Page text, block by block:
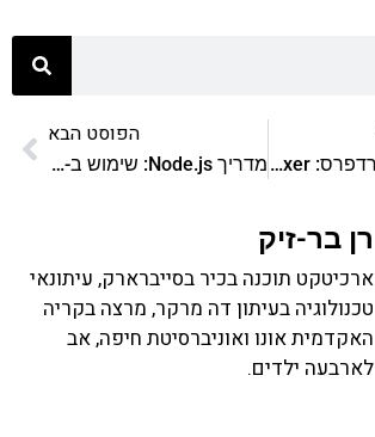
תוסף חדש לוורדפרס: RTL Feed Fixer
הפוסט הבא
מדריך Node.js: שימוש ב-Streams
רן בר-זיק
ארכיטקט תוכנה בכיר בסייברארק, עיתונאי
טכנולוגיה בעיתון דה מרקר, מרצה בקריה
האקדמית אונו ואוניברסיטת חיפה, אב
לארבעה ילדים.